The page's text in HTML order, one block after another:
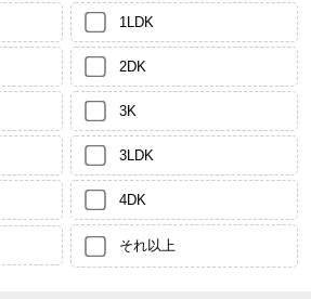
1LDK
2DK
3K
3LDK
4DK
それ以上